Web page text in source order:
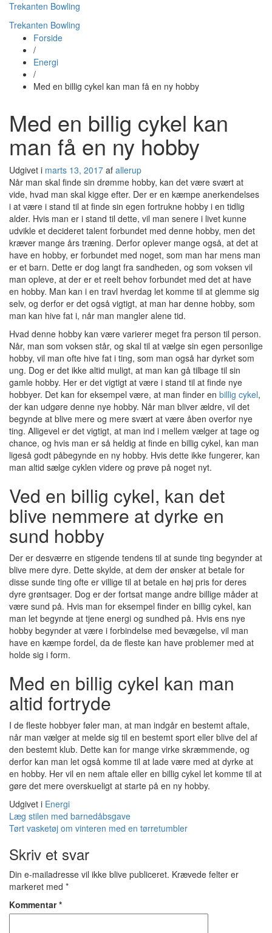
Trekanten Bowling
Trekanten Bowling
Forside
/
Energi
/
Med en billig cykel kan man få en ny hobby
Med en billig cykel kan
man få en ny hobby
Udgivet i marts 13, 2017 af allerup
Når man skal finde sin drømme hobby, kan det være svært at
vide, hvad man skal kigge efter. Der er en kæmpe anerkendelses
i at være i stand til at finde sin egen fortrukne hobby i en tidlig
alder. Hvis man er i stand til dette, vil man senere i livet kunne
udvikle et decideret talent forbundet med denne hobby, men det
kræver mange års træning. Derfor oplever mange også, at det at
have en hobby, er forbundet med noget, som man har mens man
er et barn. Dette er dog langt fra sandheden, og som voksen vil
man opleve, at der er et reelt behov forbundet med det at have
en hobby. Man kan i en travl hverdag let komme til at glemme sig
selv, og derfor er det også vigtigt, at man har denne hobby, som
man kan hive fat i, når man mangler alene tid.
Hvad denne hobby kan være varierer meget fra person til person.
Når, man som voksen står, og skal til at vælge sin egen personlige
hobby, vil man ofte hive fat i ting, som man også har dyrket som
ung. Dog er det ikke altid muligt, at man kan gå tilbage til sin
gamle hobby. Her er det vigtigt at være i stand til at finde nye
hobbyer. Det kan for eksempel være, at man finder en billig cykel,
der kan udgøre denne nye hobby. Når man bliver ældre, vil det
begynde at blive mere og mere svært at være åben overfor nye
ting. Alligevel er det vigtigt, at man ind i mellem vælger at tage og
chance, og hvis man er så heldig at finde en billig cykel, kan man
ligeså godt påbegynde en ny hobby. Hvis dette ikke fungerer, kan
man altid sælge cyklen videre og prøve på noget nyt.
Ved en billig cykel, kan det
blive nemmere at dyrke en
sund hobby
Der er desværre en stigende tendens til at sunde ting begynder at
blive mere dyre. Dette skylde, at dem der ønsker at betale for
disse sunde ting ofte er villige til at betale en høj pris for deres
dyre grøntsager. Dog er der fortsat mange andre billige måder at
være sund på. Hvis man for eksempel finder en billig cykel, kan
man let begynde at tjene energi og sundhed på. Hvis ens nye
hobby begynder at være i forbindelse med bevægelse, vil man
have en kæmpe fordel, da de fleste kan have problemer med at
holde sig i form.
Med en billig cykel kan man
altid fortryde
I de fleste hobbyer føler man, at man indgår en bestemt aftale,
når man vælger at melde sig til en bestemt sport eller blive del af
den bestemt klub. Dette kan for mange virke skræmmende, og
derfor kan man let også komme til at lade være med at dyrke at
en hobby. Her vil en nem aftale eller en billig cykel let komme til at
gøre det mere overskueligt at starte på en ny hobby.
Udgivet i Energi
Indlægsnavigation
Læg stilen med barnedåbsgave
Tørt vasketøj om vinteren med en tørretumbler
Skriv et svar
Din e-mailadresse vil ikke blive publiceret. Krævede felter er
markeret med *
Kommentar*